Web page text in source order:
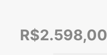
R$2.598,00